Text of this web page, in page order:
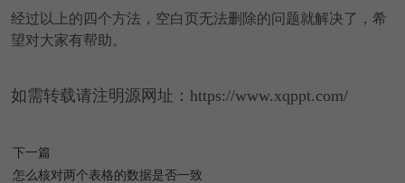
经过以上的四个方法，空白页无法删除的问题就解决了，希
望对大家有帮助。
如需转载请注明源网址：https://www.xqppt.com/
下一篇
怎么核对两个表格的数据是否一致